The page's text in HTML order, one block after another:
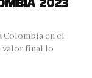
Colombia en el
valor final lo